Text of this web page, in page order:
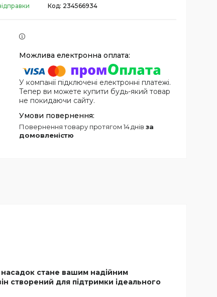
Код: 234566934
У компанії підключені електронні платежі.
Тепер ви можете купити будь-який товар
не покидаючи сайту.
повернення товару протягом 14 днів за
домовленістю
насадок стане вашим надійним
створений для підтримки ідеального